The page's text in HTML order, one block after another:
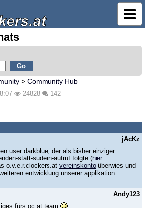
> Community Hub
24828 142
jAcKz
user darkblue, der als bisher einziger
statt-sudern-aufruf folgte (hier
o.v.e.r.clockers.at vereinskonto überwies und
entwicklung unserer applikation
Andy123
fürs oc.at team